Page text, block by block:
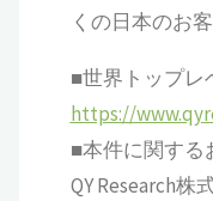
くの日本のお
■世界トップレ
https://
■本件に関する
QY Research株